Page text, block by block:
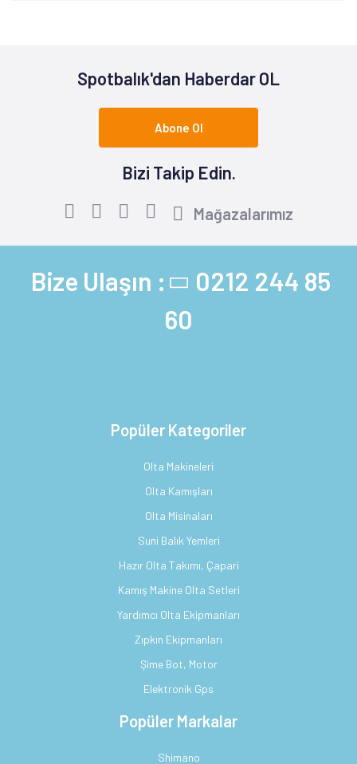
Spotbalık'dan Haberdar OL
Abone Ol
Bizi Takip Edin.
Mağazalarımız
Bize Ulaşın : 0212 244 85
60
Popüler Kategoriler
Olta Makineleri
Olta Kamışları
Olta Misinaları
Suni Balık Yemleri
Hazır Olta Takımı, Çapari
Kamış Makine Olta Setleri
Yardımcı Olta Ekipmanları
Zıpkın Ekipmanları
Şime Bot, Motor
Elektronik Gps
Popüler Markalar
Shimano